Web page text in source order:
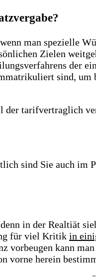
man spezielle
Zielen
der
sind, um
tarifvertraglich
sind Sie auch im
in der Realtiät
für viel Kritik in
vorbeugen kann
vorne herein